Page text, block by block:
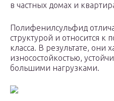
в частных домах и
Полифенилсульфид
структурой и относится к
класса. В результате, они
износостойкостью,
большими нагрузками.